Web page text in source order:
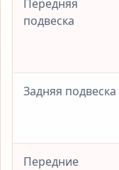
Передняя
подвеска
Задняя подвеска
Передние